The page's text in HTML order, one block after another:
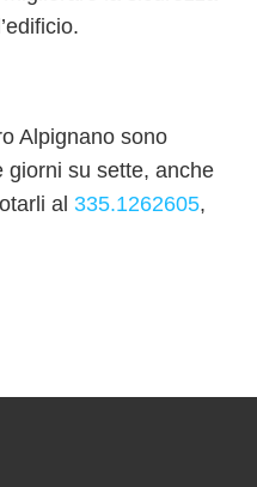
Alpignano sono
giorni su sette, anche
al 335.1262605,